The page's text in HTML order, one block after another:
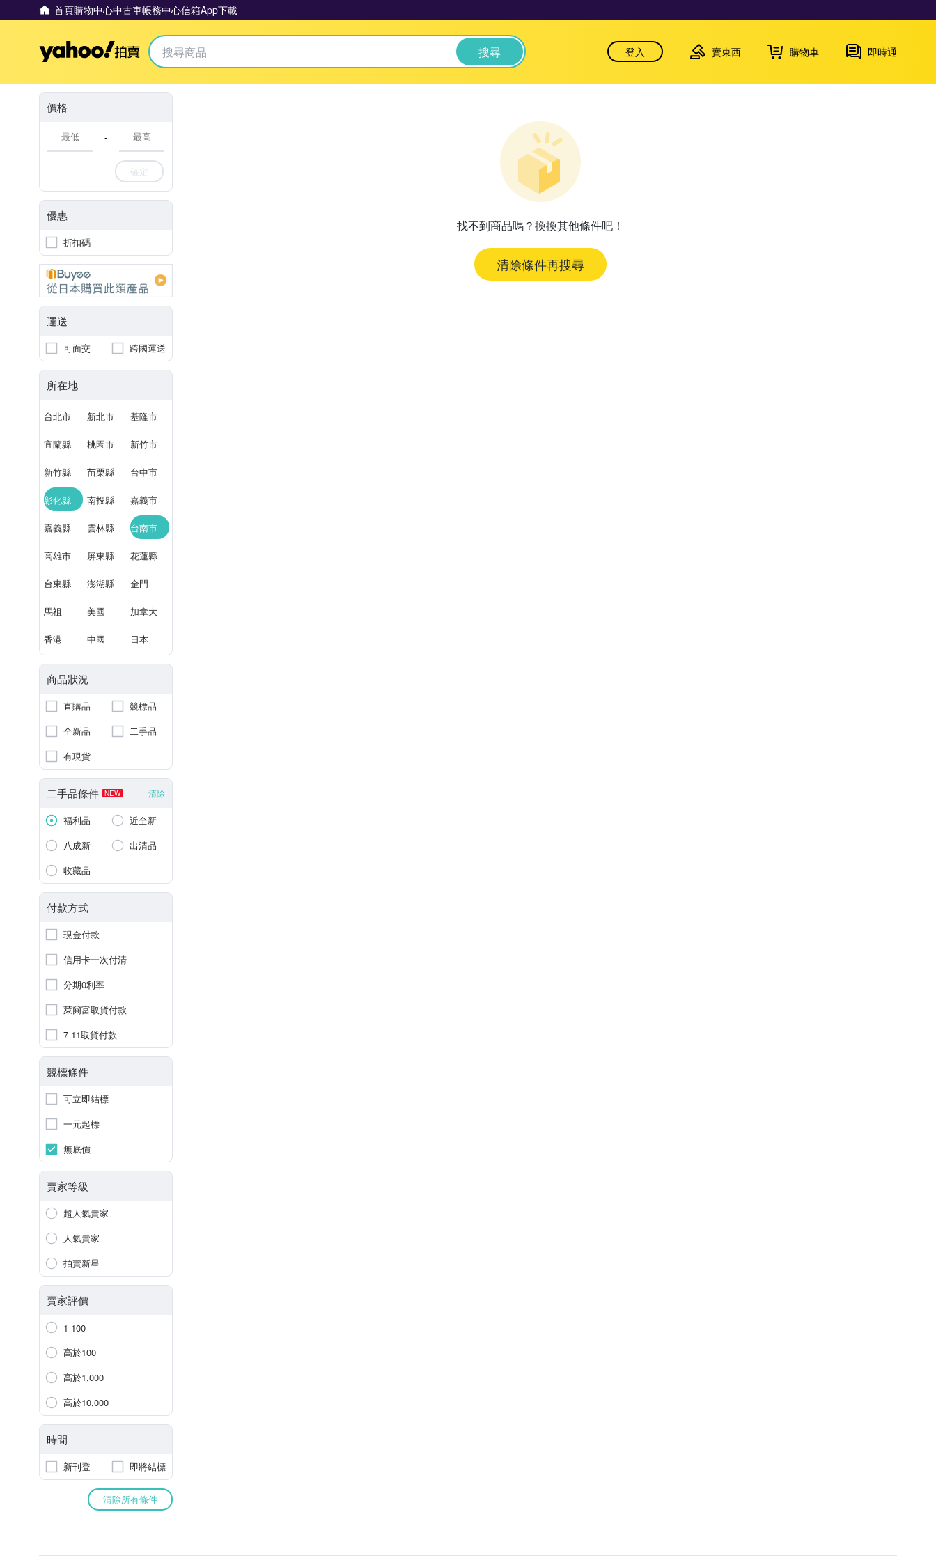
首頁購物中心中古車帳務中心信箱App下載
Yahoo拍賣 搜尋 登入 賣東西 購物車 即時通
價格
-
確定
優惠
折扣碼
運送
可面交 跨國運送
所在地
台北市 新北市 基隆市
宜蘭縣 桃園市 新竹市
新竹縣 苗栗縣 台中市
彰化縣 南投縣 嘉義市
嘉義縣 雲林縣 台南市
高雄市 屏東縣 花蓮縣
台東縣 澎湖縣 金門
馬祖 美國 加拿大
香港 中國 日本
商品狀況
直購品
競標品
全新品
二手品
有現貨
二手品條件 NEW 清除
福利品
近全新
八成新
出清品
收藏品
付款方式
現金付款
信用卡一次付清
分期0利率
萊爾富取貨付款
7-11取貨付款
競標條件
可立即結標
一元起標
無底價
賣家等級
超人氣賣家
人氣賣家
拍賣新星
賣家評價
1-100
高於100
高於1,000
高於10,000
時間
新刊登 即將結標
清除所有條件
找不到商品嗎？換換其他條件吧！
清除條件再搜尋